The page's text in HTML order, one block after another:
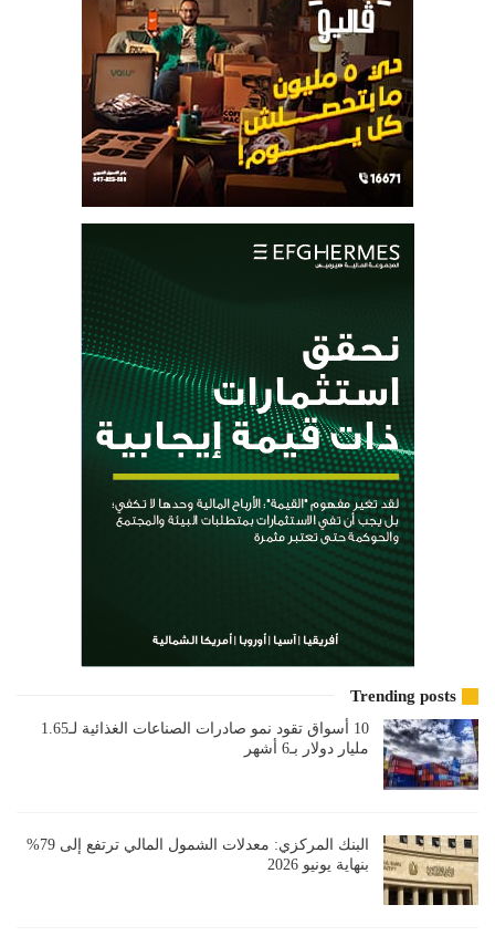
Trending posts
10 أسواق تقود نمو صادرات الصناعات الغذائية لـ1.65
مليار دولار بـ6 أشهر
البنك المركزي: معدلات الشمول المالي ترتفع إلى 79%
بنهاية يونيو 2026